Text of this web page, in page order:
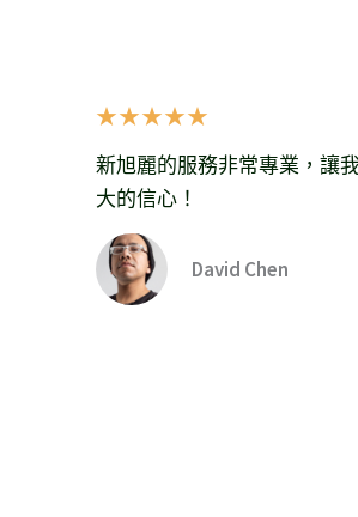
★★★★★
新旭麗的服務非常專業，讓
大的信心！
David Chen